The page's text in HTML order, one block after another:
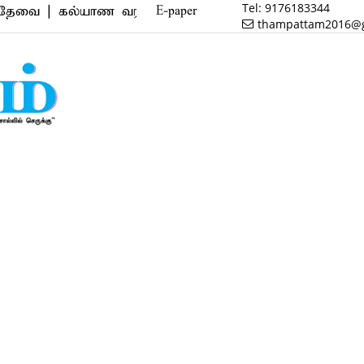
கல்யாண வரன் | மருத்துவம் | வணிகம் | பைனான்ஸ் |
E-paper Tel: 9176183344